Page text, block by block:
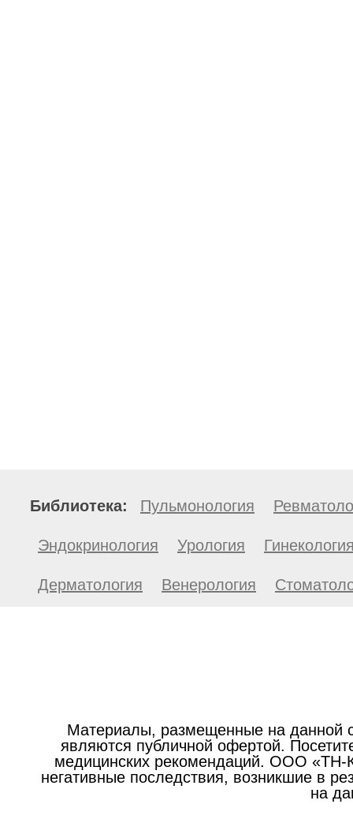
Библиотека: Пульмонология
Эндокринология Урология
Дерматология Венерология
Материалы, размещенные на данной
являются публичной офертой.
медицинских рекомендаций. ООО «ТН-
негативные последствия, возникшие в
на